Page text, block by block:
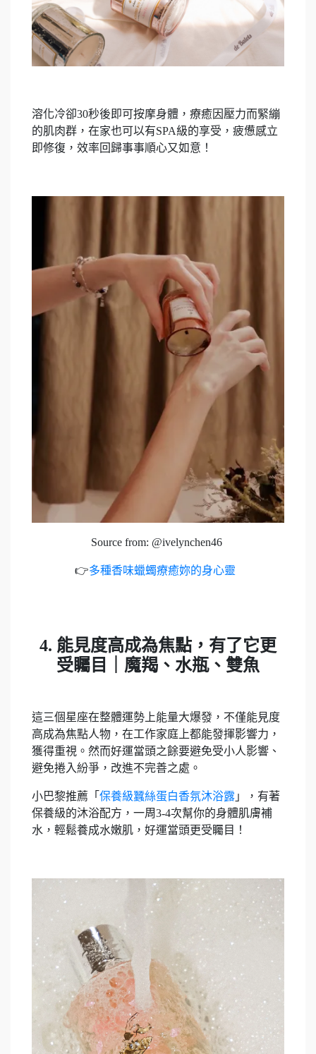
溶化冷卻30秒後即可按摩身體，療癒因壓力而緊繃
的肌肉群，在家也可以有SPA級的享受，疲憊感立
即修復，效率回歸事事順心又如意！
Source from: @ivelynchen46
👉多種香味蠟蠋療癒妳的身心靈
4. 能見度高成為焦點，有了它更
受矚目｜魔羯、水瓶、雙魚
這三個星座在整體運勢上能量大爆發，不僅能見度
高成為焦點人物，在工作家庭上都能發揮影響力，
獲得重視。然而好運當頭之餘要避免受小人影響、
避免捲入紛爭，改進不完善之處。
小巴黎推薦「 保養級蠶絲蛋白香氛沐浴露 」，有著
保養級的沐浴配方，一周3-4次幫你的身體肌膚補
水，輕鬆養成水嫩肌，好運當頭更受矚目！